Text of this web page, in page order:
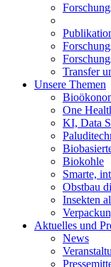
Transfer
Unsere Themen
One
KI, Data
Biokohle
Smarte,
Obstbau
Insekten
Aktuelles und
News